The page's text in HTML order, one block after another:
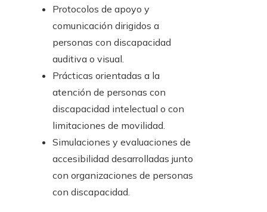
Protocolos de apoyo y
comunicación dirigidos a
personas con discapacidad
auditiva o visual.
Prácticas orientadas a la
atención de personas con
discapacidad intelectual o con
limitaciones de movilidad.
Simulaciones y evaluaciones de
accesibilidad desarrolladas junto
con organizaciones de personas
con discapacidad.